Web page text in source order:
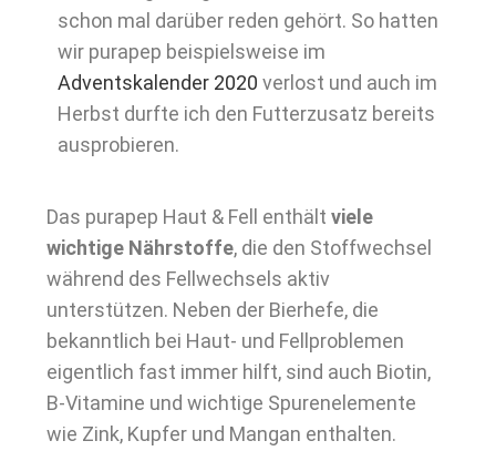
schon mal darüber reden gehört. So hatten
wir purapep beispielsweise im
Adventskalender 2020 verlost und auch im
Herbst durfte ich den Futterzusatz bereits
ausprobieren.
Das purapep Haut & Fell enthält viele
wichtige Nährstoffe, die den Stoffwechsel
während des Fellwechsels aktiv
unterstützen. Neben der Bierhefe, die
bekanntlich bei Haut- und Fellproblemen
eigentlich fast immer hilft, sind auch Biotin,
B-Vitamine und wichtige Spurenelemente
wie Zink, Kupfer und Mangan enthalten.